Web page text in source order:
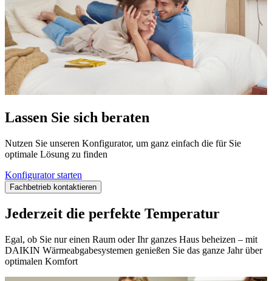
Lassen Sie sich beraten
Nutzen Sie unseren Konfigurator, um ganz einfach die für Sie
optimale Lösung zu finden
Konfigurator starten
Fachbetrieb kontaktieren
Jederzeit die perfekte Temperatur
Egal, ob Sie nur einen Raum oder Ihr ganzes Haus beheizen – mit
DAIKIN Wärmeabgabesystemen genießen Sie das ganze Jahr über
optimalen Komfort